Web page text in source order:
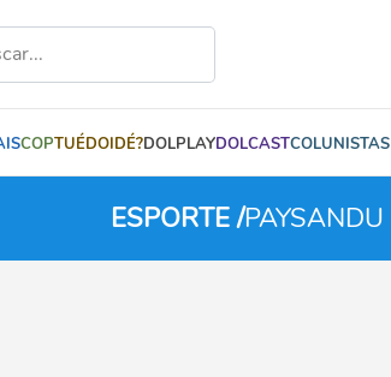
COPTUÉDOIDÉ?DOLPLAYDOLCASTCOLUNISTAS
ESPORTE /PAYSANDU